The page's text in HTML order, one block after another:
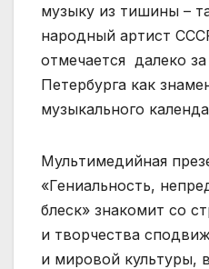
музыку из тишины –
народный артист
отмечается далеко
Петербурга как
музыкального
Мультимедийная
«Гениальность,
блеск» знакомит со
и творчества
и мировой культуры,